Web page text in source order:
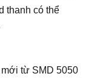
thanh có thể
từ SMD 5050